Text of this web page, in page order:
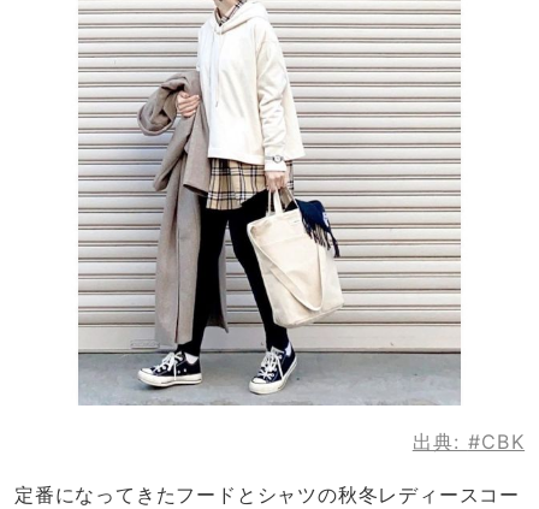
出典: #CBK
定番になってきたフードとシャツの秋冬レディースコー